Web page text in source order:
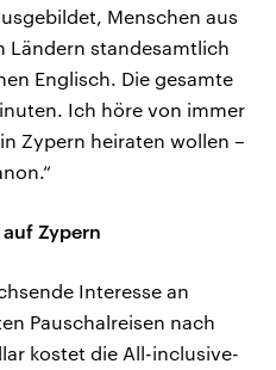
Menschen aus
Ländern standesamtlich
Englisch. Die gesamte
Ich höre von immer
Zypern heiraten wollen –
Zypern
Interesse an
Pauschalreisen nach
kostet die All-inclusive-